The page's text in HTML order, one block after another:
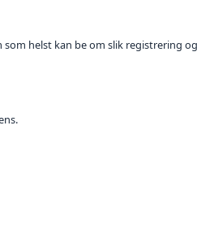
helst kan be om slik registrering